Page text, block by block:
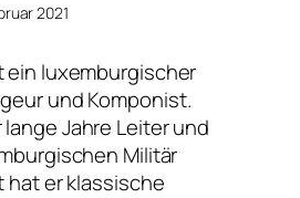
2021
ein luxemburgischer
und Komponist.
Jahre Leiter und
Militär
hat er klassische